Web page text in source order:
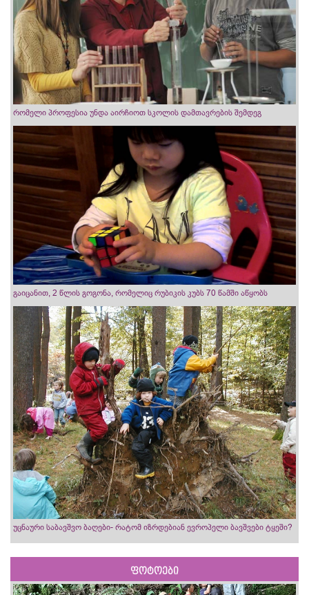
რომელი პროფესია უნდა აირჩიოთ სკოლის დამთავრების შემდეგ
გაიცანით, 2 წლის გოგონა, რომელიც რუბიკის კუბს 70 წამში აწყობს
უცნაური საბავშვო ბაღები- რატომ იზრდებიან ევროპელი ბავშვები ტყეში?
ფოტოები